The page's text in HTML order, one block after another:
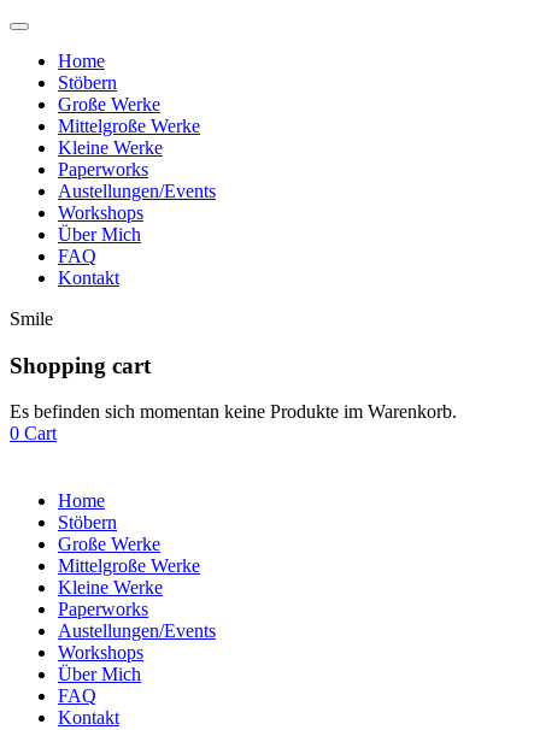
Home
Stöbern
Große Werke
Mittelgroße Werke
Kleine Werke
Paperworks
Austellungen/Events
Workshops
Über Mich
FAQ
Kontakt
Smile
Shopping cart
Es befinden sich momentan keine Produkte im Warenkorb.
0 Cart
Home
Stöbern
Große Werke
Mittelgroße Werke
Kleine Werke
Paperworks
Austellungen/Events
Workshops
Über Mich
FAQ
Kontakt